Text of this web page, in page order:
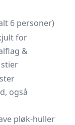
6 personer)
for
&
også
pløk-huller